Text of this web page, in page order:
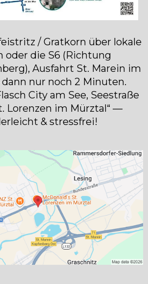
/ Gratkorn über lokale
oder die S6 (Richtung
Ausfahrt St. Marein im
nur noch 2 Minuten.
City am See, Seestraße
Lorenzen im Mürztal“ —
& stressfrei!